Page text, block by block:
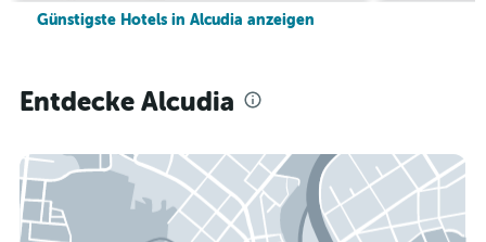
Günstigste Hotels in Alcudia anzeigen
Entdecke Alcudia